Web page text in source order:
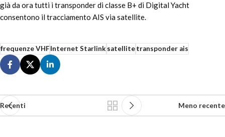
già da ora tutti i transponder di classe B+ di Digital Yacht
consentono il tracciamento AIS via satellite.
frequenze VHFInternet Starlinksatellitetransponder ais
Recenti Meno recente